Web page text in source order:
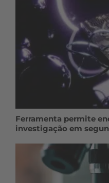
Ferramenta permite
investigação em